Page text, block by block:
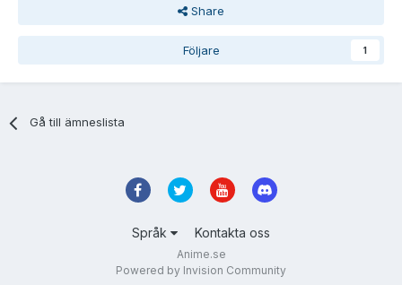
Share
Följare 1
Gå till ämneslista
Språk Kontakta oss
Anime.se
Powered by Invision Community